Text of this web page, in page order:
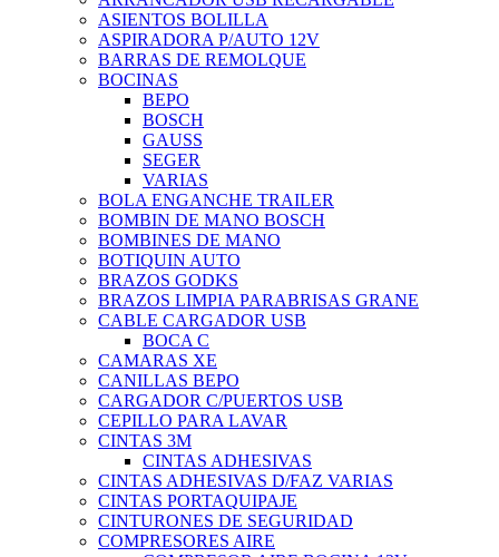
ASIENTOS BOLILLA
ASPIRADORA P/AUTO 12V
BARRAS DE REMOLQUE
BOCINAS
BEPO
BOSCH
GAUSS
SEGER
VARIAS
BOLA ENGANCHE TRAILER
BOMBIN DE MANO BOSCH
BOMBINES DE MANO
BOTIQUIN AUTO
BRAZOS GODKS
BRAZOS LIMPIA PARABRISAS GRANE
CABLE CARGADOR USB
BOCA C
CAMARAS XE
CANILLAS BEPO
CARGADOR C/PUERTOS USB
CEPILLO PARA LAVAR
CINTAS 3M
CINTAS ADHESIVAS
CINTAS ADHESIVAS D/FAZ VARIAS
CINTAS PORTAQUIPAJE
CINTURONES DE SEGURIDAD
COMPRESORES AIRE